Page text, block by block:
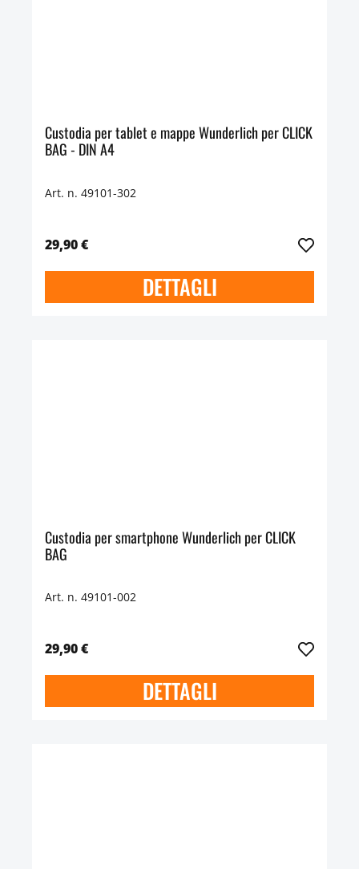
Custodia per tablet e mappe Wunderlich per CLICK
BAG - DIN A4
Art. n. 49101-302
29,90 €
DETTAGLI
Custodia per smartphone Wunderlich per CLICK
BAG
Art. n. 49101-002
29,90 €
DETTAGLI